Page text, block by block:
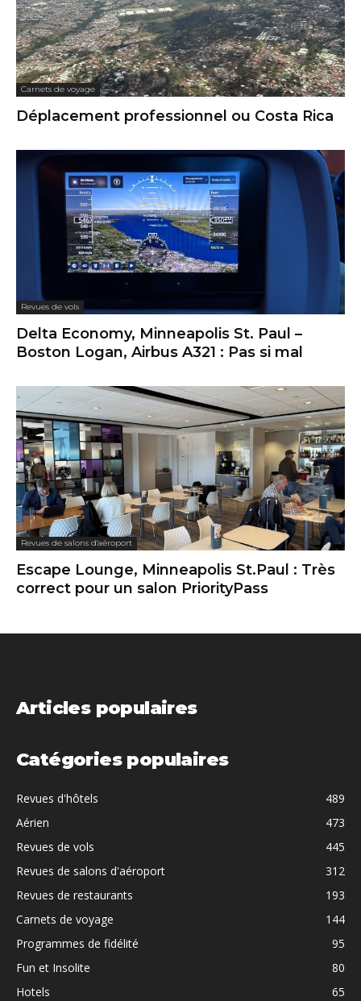
Carnets de voyage
Déplacement professionnel ou Costa Rica
Revues de vols
Delta Economy, Minneapolis St. Paul –
Boston Logan, Airbus A321 : Pas si mal
Revues de salons d'aéroport
Escape Lounge, Minneapolis St.Paul : Très
correct pour un salon PriorityPass
Articles populaires
Catégories populaires
Revues d'hôtels
489
Aérien
473
Revues de vols
445
Revues de salons d'aéroport
312
Revues de restaurants
193
Carnets de voyage
144
Programmes de fidélité
95
Fun et Insolite
80
Hotels
65